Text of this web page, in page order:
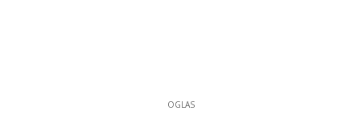
OGLAS